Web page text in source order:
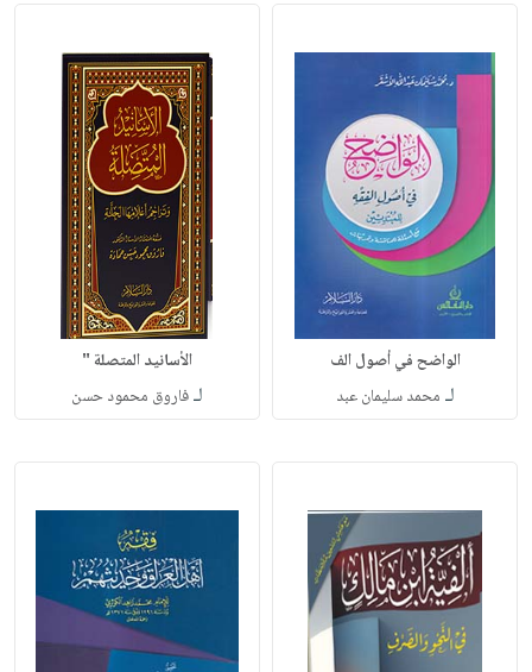
الواضح في أصول الف
لـ محمد سليمان عبد
الأسانيد المتصلة "
لـفاروق محمود حسن